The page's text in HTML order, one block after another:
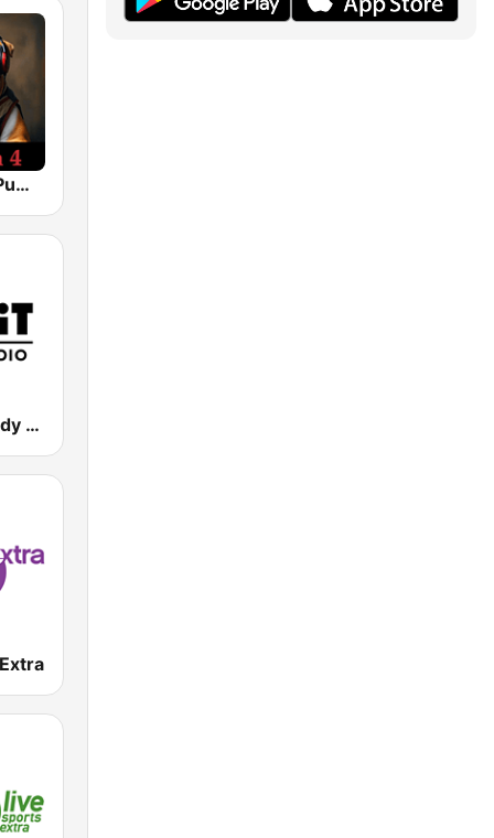
BritCom 4 - Pumpkin FM
British Comedy 2 - ROKiT Radio Network